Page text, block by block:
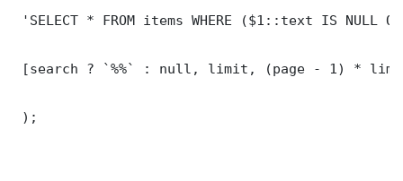
'SELECT * FROM items WHERE ($1::text IS NULL
[search ? `%%` : null, limit, (page - 1) *
);